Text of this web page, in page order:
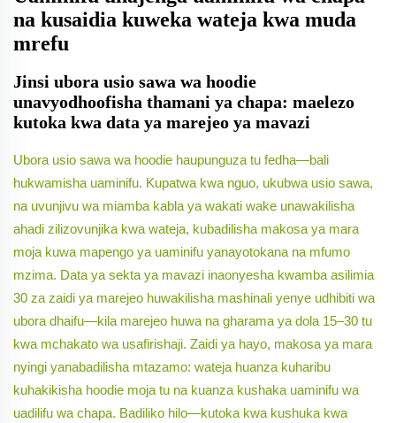
na kusaidia kuweka wateja kwa muda
mrefu
Jinsi ubora usio sawa wa hoodie
unavyodhoofisha thamani ya chapa: maelezo
kutoka kwa data ya marejeo ya mavazi
Ubora usio sawa wa hoodie haupunguza tu fedha—bali
hukwamisha uaminifu. Kupatwa kwa nguo, ukubwa usio sawa,
na uvunjivu wa miamba kabla ya wakati wake unawakilisha
ahadi zilizovunjika kwa wateja, kubadilisha makosa ya mara
moja kuwa mapengo ya uaminifu yanayotokana na mfumo
mzima. Data ya sekta ya mavazi inaonyesha kwamba asilimia
30 za zaidi ya marejeo huwakilisha mashinali yenye udhibiti wa
ubora dhaifu—kila marejeo huwa na gharama ya dola 15–30 tu
kwa mchakato wa usafirishaji. Zaidi ya hayo, makosa ya mara
nyingi yanabadilisha mtazamo: wateja huanza kuharibu
kuhakikisha hoodie moja tu na kuanza kushaka uaminifu wa
uadilifu wa chapa. Badiliko hilo—kutoka kwa kushuka kwa